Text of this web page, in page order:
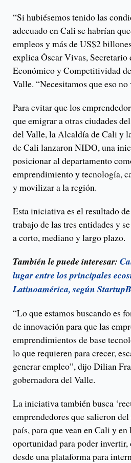
“Si hubiésemos tenido las
adecuado en Cali se habrían
empleos y más de US$2
explica Óscar Vivas, Secretario
Económico y Competitividad
Valle. “Necesitamos que eso no
Para evitar que los
que emigrar a otras ciudades
del Valle, la Alcaldía de Cali y
de Cali lanzaron NIDO, una
posicionar al departamento
emprendimiento y tecnología,
y movilizar a la región.
Esta iniciativa es el resultado
trabajo de las tres entidades y
a corto, mediano y largo plazo.
También le puede interesar:
lugar entre los principales
Latinoamérica, según
“Lo que estamos buscando es
de innovación para que las
emprendimientos de base
lo que requieren para crecer,
generar empleo”, dijo Dilian
gobernadora del Valle.
La iniciativa también busca
emprendedores que salieron
país, para que vean en Cali y
oportunidad para poder
desde una plataforma para